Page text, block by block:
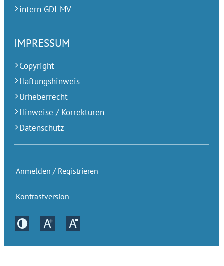
intern GDI-MV
IMPRESSUM
Copyright
Haftungshinweis
Urheberrecht
Hinweise / Korrekturen
Datenschutz
Anmelden / Registrieren
Kontrastversion
Kontrastversion